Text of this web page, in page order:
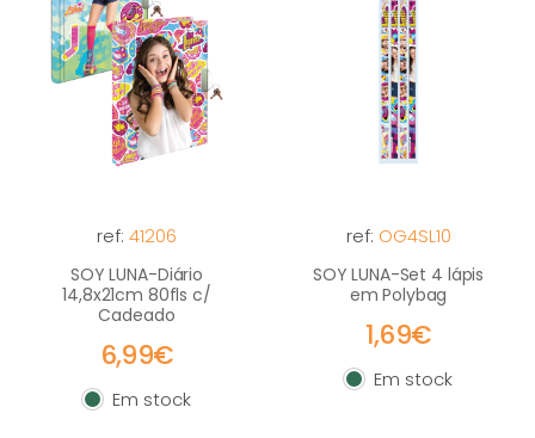
ref: 41206
SOY LUNA-Diário
14,8x21cm 80fls c/
Cadeado
6,99€
Em stock
Em stock
ref: OG4SL10
SOY LUNA-Set 4 lápis
em Polybag
1,69€
Em stock
Em stock